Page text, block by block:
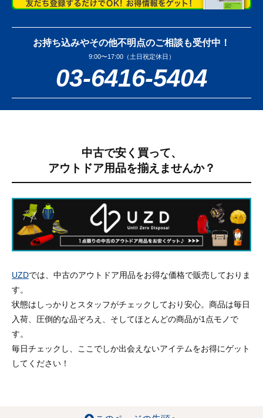
お持ち込みやその他不明点のご相談も受付中！
9:00〜17:00（土日祝定休日）
03-6416-5404
中古で安く買って、
アウトドア用品を揃えませんか？
UZDでは、中古のアウトドア用品をお得な価格で販売しておりま
す。
状態はしっかりとスタッフがチェックしており安心。商品は毎日
入荷、圧倒的な品ぞろえ、そしてほとんどの商品が1点モノで
す。
毎日チェックし、ここでしか出会えないアイテムをお得にゲット
してください！